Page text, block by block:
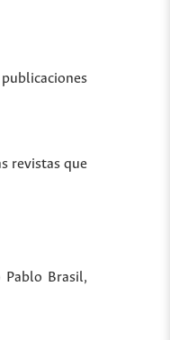
revistas que
Pablo Brasil,